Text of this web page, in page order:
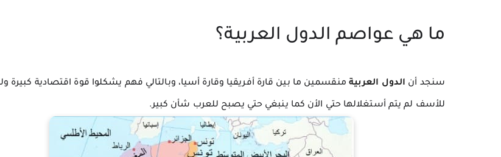
ما هي عواصم الدول العربية؟
سنجد أن الدول العربية
للأسف لم يتم أستغلالها حتي الأن كما ينبغي حتي يصبح للعرب شأن كبير.